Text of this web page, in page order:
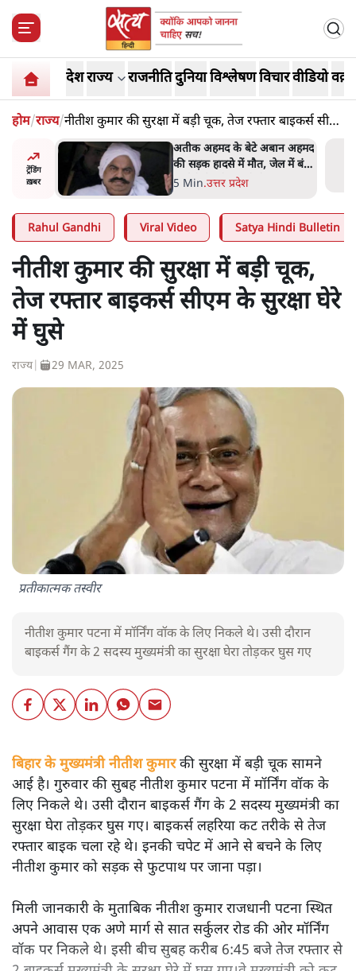
देशराज्य राजनीतिदुनियाविश्लेषणविचारवीडियो
होम/राज्य/नीतीश कुमार की सुरक्षा में बड़ी चूक, तेज रफ्तार बाइकर्स सीएम
के सुरक्षा घेरे में घुसे
ट्रेंडिंग
ख़बर
बोले थे-
अतीक अहमद के बेटे अबान अहमद
की सड़क हादसे में मौत, जेल में बंद
भाई से मिलने जा रहे थे
5 Min.उत्तर प्रदेश
Rahul Gandhi Viral Video Satya Hindi Bulletin
नीतीश कुमार की सुरक्षा में बड़ी चूक,
तेज रफ्तार बाइकर्स सीएम के सुरक्षा घेरे
में घुसे
राज्य| 29 MAR, 2025
प्रतीकात्मक तस्वीर
नीतीश कुमार पटना में मॉर्निंग वॉक के लिए निकले थे। उसी दौरान
बाइकर्स गैंग के 2 सदस्य मुख्यमंत्री का सुरक्षा घेरा तोड़कर घुस गए
बिहार के मुख्यमंत्री नीतीश कुमारकी सुरक्षा में बड़ी चूक सामने
आई है। गुरुवार की सुबह नीतीश कुमार पटना में मॉर्निंग वॉक के
लिए निकले थे। उसी दौरान बाइकर्स गैंग के 2 सदस्य मुख्यमंत्री का
सुरक्षा घेरा तोड़कर घुस गए। बाइकर्स लहरिया कट तरीके से तेज
रफ्तार बाइक चला रहे थे। इनकी चपेट में आने से बचने के लिए
नीतीश कुमार को सड़क से फुटपाथ पर जाना पड़ा।
मिली जानकारी के मुताबिक नीतीश कुमार राजधानी पटना स्थित
अपने आवास एक अणे मार्ग से सात सर्कुलर रोड की ओर मॉर्निंग
वॉक पर निकले थे। इसी बीच सुबह करीब 6:45 बजे तेज रफ्तार से